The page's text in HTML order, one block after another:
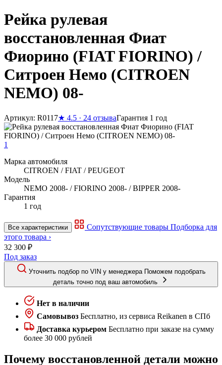
Рейка рулевая
восстановленная Фиат
Фиорино (FIAT FIORINO) /
Ситроен Немо (CITROEN
NEMO) 08-
Артикул: R0117★ 4.5 · 24 отзываГарантия 1 год
1
Марка автомобиля
CITROEN / FIAT / PEUGEOT
Модель
NEMO 2008- / FIORINO 2008- / BIPPER 2008-
Гарантия
1 год
Все характеристики Сопутствующие товары Подборка для
этого товара ›
32 300 ₽
Под заказ
Уточнить подбор по VIN у менеджера Поможем подобрать
деталь точно под ваш автомобиль
Нет в наличии
Самовывоз Бесплатно, из сервиса Reikanen в СПб
Доставка курьером Бесплатно при заказе на сумму
более 30 000 рублей
Почему восстановленной детали можно